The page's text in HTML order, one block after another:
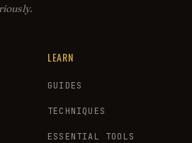
LEARN
GUIDES
TECHNIQUES
ESSENTIAL TOOLS